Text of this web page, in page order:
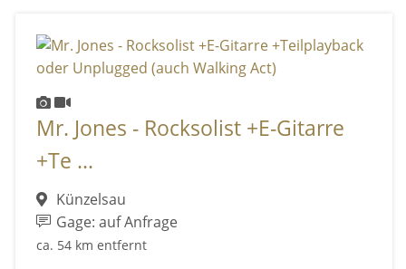
Mr. Jones - Rocksolist +E-Gitarre
+Te ...
Künzelsau
Gage: auf Anfrage
ca. 54 km entfernt